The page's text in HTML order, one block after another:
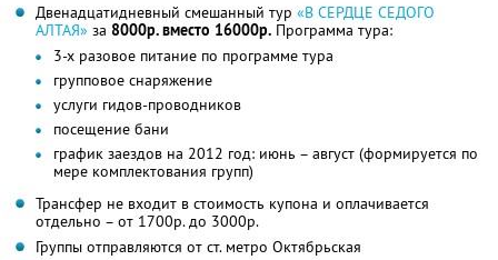
Двенадцатидневный смешанный тур «В СЕРДЦЕ СЕДОГО
АЛТАЯ» за 8000р. вместо 16000р. Программа тура:
3-х разовое питание по программе тура
групповое снаряжение
услуги гидов-проводников
посещение бани
график заездов на 2012 год: июнь – август (формируется по
мере комплектования групп)
Трансфер не входит в стоимость купона и оплачивается
отдельно – от 1700р. до 3000р.
Группы отправляются от ст. метро Октябрьская